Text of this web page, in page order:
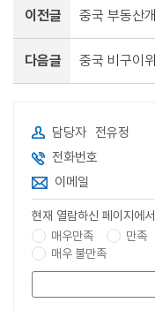
이전글 중국 부동산
다음글 중국 비구이
담당자 전유정
전화번호
이메일
현재 열람하신 페이지에
매우만족
만족
매우 불만족